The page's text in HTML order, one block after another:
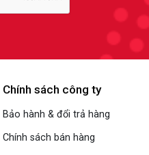
Chính sách công ty
Bảo hành & đổi trả hàng
Chính sách bán hàng